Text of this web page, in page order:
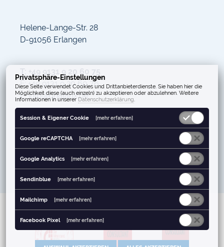
Helene-Lange-Str. 28
D-91056 Erlangen
F: +49 9131 9 20 60 76
E: info@phalanx.de
Privatsphäre-Einstellungen
Diese Seite verwendet Cookies und Drittanbieterdienste. Sie haben hier die
Möglichkeit diese (auch einzeln) zu akzeptieren oder abzulehnen. Weitere
Informationen in unserer Datenschutzerklärung.
Session & Eigener Cookie [mehr erfahren]
Google reCAPTCHA [mehr erfahren]
Google Analytics [mehr erfahren]
Sendinblue [mehr erfahren]
Mailchimp [mehr erfahren]
Facebook Pixel [mehr erfahren]